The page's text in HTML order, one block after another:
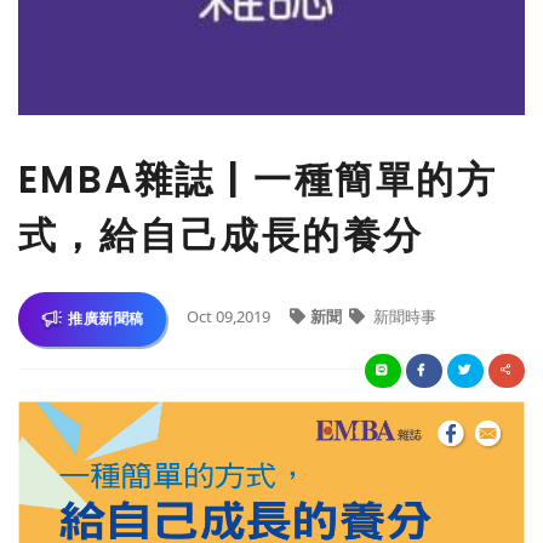
EMBA雜誌 | 一種簡單的方
式，給自己成長的養分
推廣新聞稿 Oct 09,2019 新聞 新聞時事